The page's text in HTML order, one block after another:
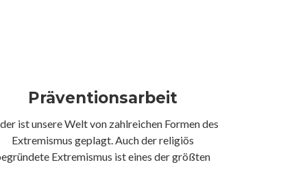
Präventionsarbeit
ist unsere Welt von zahlreichen Formen des
Extremismus geplagt. Auch der religiös
Extremismus ist eines der größten